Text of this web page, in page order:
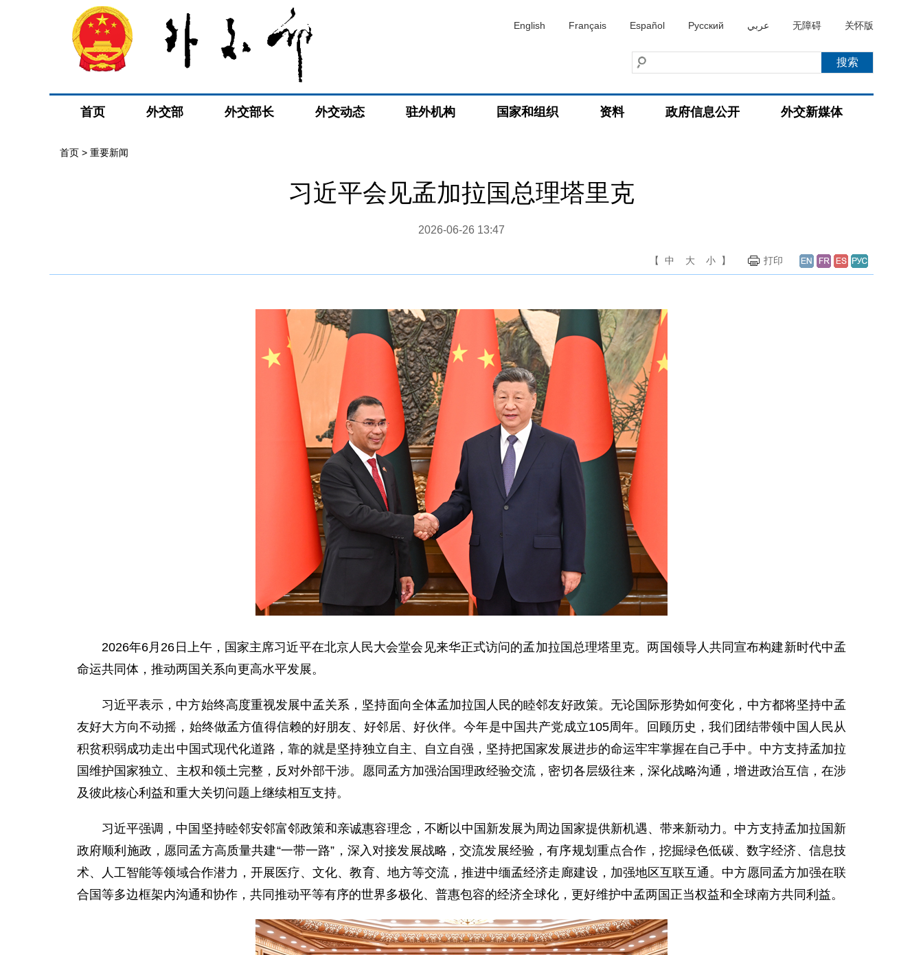
English Français Español Русский عربي 无障碍 关怀版
首页 外交部 外交部长 外交动态 驻外机构 国家和组织 资料 政府信息公开 外交新媒体
首页 > 重要新闻
习近平会见孟加拉国总理塔里克
2026-06-26 13:47
【 中 大 小 】 打印
2026年6月26日上午，国家主席习近平在北京人民大会堂会见来华正式访问的孟加拉国总理塔里克。两国领导人共同宣布构建新时代中孟
命运共同体，推动两国关系向更高水平发展。
习近平表示，中方始终高度重视发展中孟关系，坚持面向全体孟加拉国人民的睦邻友好政策。无论国际形势如何变化，中方都将坚持中孟
友好大方向不动摇，始终做孟方值得信赖的好朋友、好邻居、好伙伴。今年是中国共产党成立105周年。回顾历史，我们团结带领中国人民从
积贫积弱成功走出中国式现代化道路，靠的就是坚持独立自主、自立自强，坚持把国家发展进步的命运牢牢掌握在自己手中。中方支持孟加拉
国维护国家独立、主权和领土完整，反对外部干涉。愿同孟方加强治国理政经验交流，密切各层级往来，深化战略沟通，增进政治互信，在涉
及彼此核心利益和重大关切问题上继续相互支持。
习近平强调，中国坚持睦邻安邻富邻政策和亲诚惠容理念，不断以中国新发展为周边国家提供新机遇、带来新动力。中方支持孟加拉国新
政府顺利施政，愿同孟方高质量共建“一带一路”，深入对接发展战略，交流发展经验，有序规划重点合作，挖掘绿色低碳、数字经济、信息技
术、人工智能等领域合作潜力，开展医疗、文化、教育、地方等交流，推进中缅孟经济走廊建设，加强地区互联互通。中方愿同孟方加强在联
合国等多边框架内沟通和协作，共同推动平等有序的世界多极化、普惠包容的经济全球化，更好维护中孟两国正当权益和全球南方共同利益。